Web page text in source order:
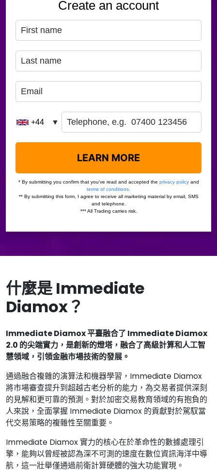
什麼是 Immediate
Diamox？
Immediate Diamox 平臺融合了 Immediate Diamox
2.0 的尖端實力，是創新的燈塔，融合了高級計算和人工智
慧領域，引領金融市場技術的發展。
通過融合複雜的演算法和機器學習，Immediate Diamox
將市場審查提升到超越古老分析的能力，為交易者提供深刻
的見解和更可靠的預測。對於加密交易教育領域的有抱負的
人來說，全面掌握 Immediate Diamox 的貢獻對於駕馭當
代交易策略的複雜性至關重要。
Immediate Diamox 實力的核心在於革命性的數據處理引
擎，能夠以曾經被認為深不可測的速度在數位資訊海洋中導
航，這一壯舉僅通過前衛計算硬體的強大功能實現。